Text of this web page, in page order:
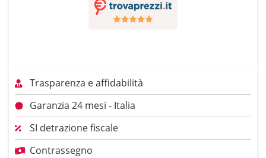
Trasparenza e affidabilità
Garanzia 24 mesi - Italia
SI detrazione fiscale
Contrassegno